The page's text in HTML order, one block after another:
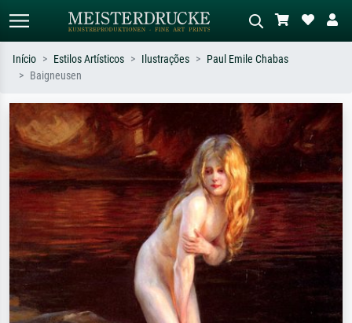
Pesquise por artista, título ou estilo –
ex: Monet, Noite Estrelada,
impressionismo, onda de Hokusai, nu.
Descreva a cena – ex: prado verde,
abstrato com muito vermelho, pintura
a óleo escura, nu em pé ao lado de
uma árvore.
Início Estilos Artísticos Ilustrações
Paul Emile Chabas
Baigneusen